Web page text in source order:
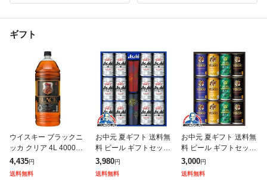
ギフト
ウイスキー ブラックニ
ッカ クリア 4L 4000ml
ペットボトル 1本 大容
量 アサヒ 父の日 お中
4,435円
送料無料
お中元 夏ギフト 送料無
料 ビール ギフトセット
アサヒ SD-PT 冷感タン
ブラー2個付き スーパ
3,980円
送料無料
お中元 夏ギフト 送料無
料 ビール ギフトセット
サッポロ エビス YDF3
D『GIFT』
3,000円
送料無料